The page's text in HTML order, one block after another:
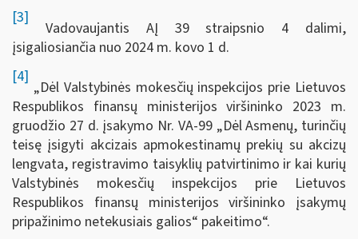
[3]
Vadovaujantis AĮ 39 straipsnio 4 dalimi,
įsigaliosiančia nuo 2024 m. kovo 1 d.
[4]
„Dėl Valstybinės mokesčių inspekcijos prie Lietuvos
Respublikos finansų ministerijos viršininko 2023 m.
gruodžio 27 d. įsakymo Nr. VA-99 „Dėl Asmenų, turinčių
teisę įsigyti akcizais apmokestinamų prekių su akcizų
lengvata, registravimo taisyklių patvirtinimo ir kai kurių
Valstybinės mokesčių inspekcijos prie Lietuvos
Respublikos finansų ministerijos viršininko įsakymų
pripažinimo netekusiais galios“ pakeitimo“.